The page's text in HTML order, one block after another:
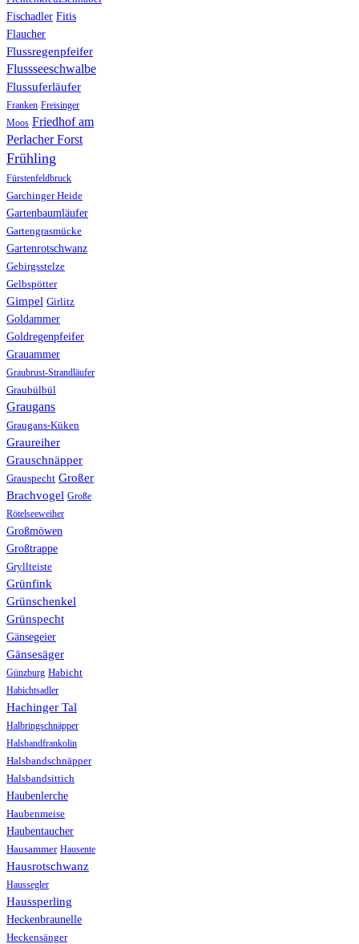
Fischadler Fitis
Flaucher
Flussregenpfeifer
Flussseeschwalbe
Flussuferläufer
Franken Freisinger
Moos Friedhof am
Perlacher Forst
Frühling
Fürstenfeldbruck
Garchinger Heide
Gartenbaumläufer
Gartengrasmücke
Gartenrotschwanz
Gebirgsstelze
Gelbspötter
Gimpel Girlitz
Goldammer
Goldregenpfeifer
Grauammer
Graubrust-Strandläufer
Graubülbül
Graugans
Graugans-Küken
Graureiher
Grauschnäpper
Grauspecht Großer
Brachvogel Große
Rötelseeweiher
Großmöwen
Großtrappe
Gryllteiste
Grünfink
Grünschenkel
Grünspecht
Gänsegeier
Gänsesäger
Günzburg Habicht
Habichtsadler
Hachinger Tal
Halbringschnäpper
Halsbandfrankolin
Halsbandschnäpper
Halsbandsittich
Haubenlerche
Haubenmeise
Haubentaucher
Hausammer Hausente
Hausrotschwanz
Haussegler
Haussperling
Heckenbraunelle
Heckensänger